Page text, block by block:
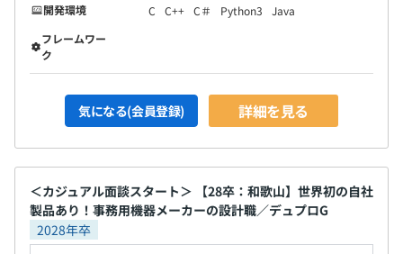
開発環境
C C++ C＃ Python3
Java
フレームワー
ク
気になる(会員登録) 詳細を見る
＜カジュアル面談スタート＞ 【28卒：和歌山】世界初の自社
製品あり！事務用機器メーカーの設計職／デュプロG
2028年卒